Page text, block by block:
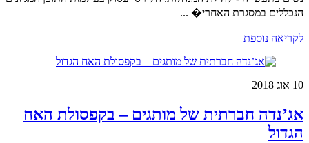
הנכללים במסגרת האחרי� ...
לקריאה נוספת
10 אוג 2018
אג’נדה חברתית של מותגים – בקפסולת האח
הגדול